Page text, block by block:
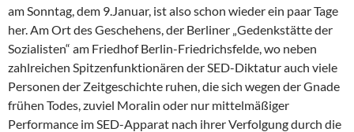
am Sonntag, dem 9.Januar, ist also schon wieder ein paar Tage
her. Am Ort des Geschehens, der Berliner „Gedenkstätte der
Sozialisten“ am Friedhof Berlin-Friedrichsfelde, wo neben
zahlreichen Spitzenfunktionären der SED-Diktatur auch viele
Personen der Zeitgeschichte ruhen, die sich wegen der Gnade
frühen Todes, zuviel Moralin oder nur mittelmäßiger
Performance im SED-Apparat nach ihrer Verfolgung durch die